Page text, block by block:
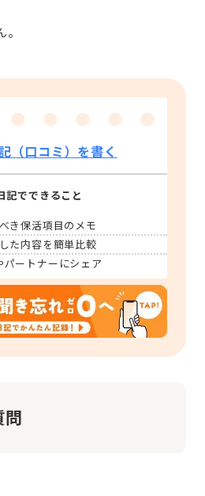
（口コミ）を書く
記でできること
き保活項目のメモ
た内容を簡単比較
パートナーにシェア
問